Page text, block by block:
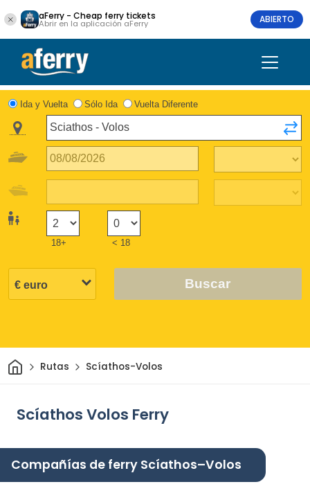
aFerry - Cheap ferry tickets
Abrir en la aplicación aFerry ABIERTO
Ida y Vuelta Sólo Ida Vuelta Diferente
18+ < 18
Buscar
InicioRutas Scíathos-Volos
Scíathos Volos Ferry
Compañías de ferry Scíathos–Volos